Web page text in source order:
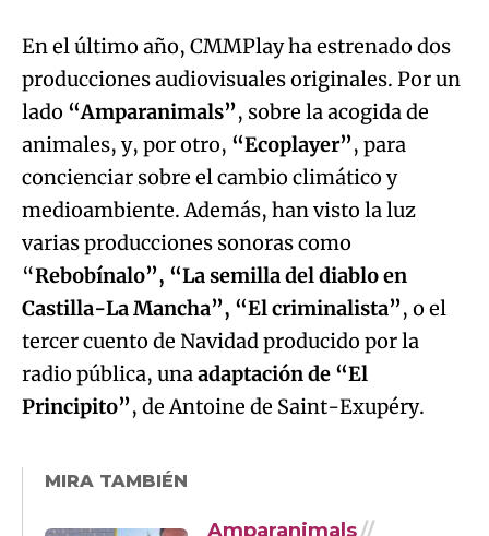
animales, y, por otro,“Ecoplayer”, para
concienciar sobre el cambio climático y
medioambiente. Además, han visto la luz
varias producciones sonoras como
“ Rebobínalo”, “La semilla del diablo en
Castilla-La Mancha”, “El criminalista” , o el
tercer cuento de Navidad producido por la
radio pública, una adaptación de “El
Principito” , de Antoine de Saint-Exupéry.
MIRA TAMBIÉN
Amparanimals